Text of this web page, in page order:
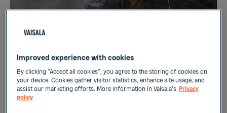
直升机平台监测系统
可靠、准确的海洋天气数据对于确保机组人员和直升
Improved experience with cookies
By clicking “Accept all cookies”, you agree to the storing of cookies on
your device. Cookies gather visitor statistics, enhance site usage, and
assist our marketing efforts. More information in Vaisala's Privacy
policy